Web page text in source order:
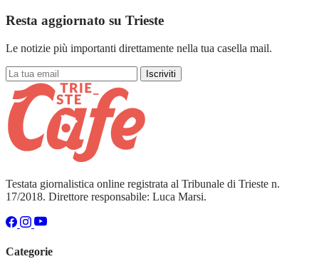
Resta aggiornato su Trieste
Le notizie più importanti direttamente nella tua casella mail.
Iscriviti
Testata giornalistica online registrata al Tribunale di Trieste n.
17/2018. Direttore responsabile: Luca Marsi.
Categorie